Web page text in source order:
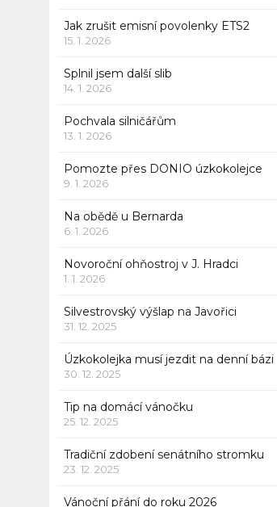
Jak zrušit emisní povolenky ETS2
15. 1. 2026
Splnil jsem další slib
14. 1. 2026
Pochvala silničářům
13. 1. 2026
Pomozte přes DONIO úzkokolejce
9. 1. 2026
Na obědě u Bernarda
6. 1. 2026
Novoroční ohňostroj v J. Hradci
1. 1. 2026
Silvestrovský výšlap na Javořici
31. 12. 2025
Úzkokolejka musí jezdit na denní bázi
30. 12. 2025
Tip na domácí vánočku
25. 12. 2025
Tradiční zdobení senátního stromku
23. 12. 2025
Vánoční přání do roku 2026